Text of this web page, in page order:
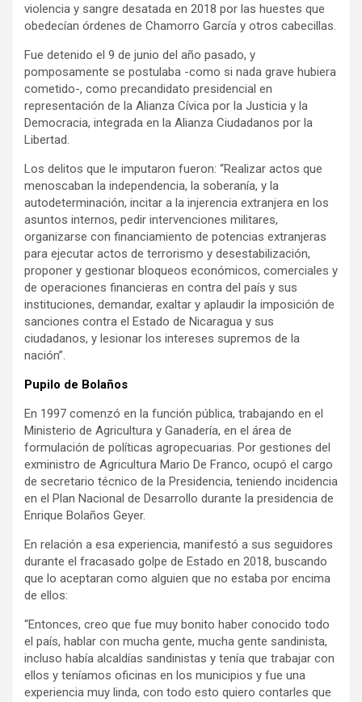
violencia y sangre desatada en 2018 por las huestes que
obedecían órdenes de Chamorro García y otros cabecillas.
Fue detenido el 9 de junio del año pasado, y
pomposamente se postulaba -como si nada grave hubiera
cometido-, como precandidato presidencial en
representación de la Alianza Cívica por la Justicia y la
Democracia, integrada en la Alianza Ciudadanos por la
Libertad.
Los delitos que le imputaron fueron: “Realizar actos que
menoscaban la independencia, la soberanía, y la
autodeterminación, incitar a la injerencia extranjera en los
asuntos internos, pedir intervenciones militares,
organizarse con financiamiento de potencias extranjeras
para ejecutar actos de terrorismo y desestabilización,
proponer y gestionar bloqueos económicos, comerciales y
de operaciones financieras en contra del país y sus
instituciones, demandar, exaltar y aplaudir la imposición de
sanciones contra el Estado de Nicaragua y sus
ciudadanos, y lesionar los intereses supremos de la
nación”.
Pupilo de Bolaños
En 1997 comenzó en la función pública, trabajando en el
Ministerio de Agricultura y Ganadería, en el área de
formulación de políticas agropecuarias. Por gestiones del
exministro de Agricultura Mario De Franco, ocupó el cargo
de secretario técnico de la Presidencia, teniendo incidencia
en el Plan Nacional de Desarrollo durante la presidencia de
Enrique Bolaños Geyer.
En relación a esa experiencia, manifestó a sus seguidores
durante el fracasado golpe de Estado en 2018, buscando
que lo aceptaran como alguien que no estaba por encima
de ellos:
“Entonces, creo que fue muy bonito haber conocido todo
el país, hablar con mucha gente, mucha gente sandinista,
incluso había alcaldías sandinistas y tenía que trabajar con
ellos y teníamos oficinas en los municipios y fue una
experiencia muy linda, con todo esto quiero contarles que